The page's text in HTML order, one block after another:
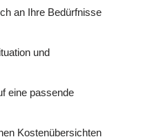
an Ihre Bedürfnisse
und
eine passende
Kostenübersichten